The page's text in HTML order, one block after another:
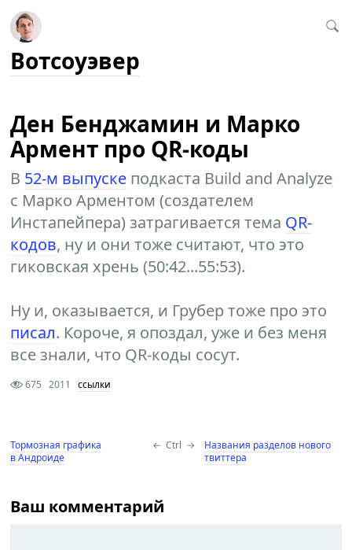
Вотсоуэвер
Ден Бенджамин и Марко
Армент про QR-коды
В 52-м выпуске подкаста Build and Analyze
с Марко Арментом (создателем
Инстапейпера) затрагивается тема QR-
кодов, ну и они тоже считают, что это
гиковская хрень (50:42...55:53).
Ну и, оказывается, и Грубер тоже про это
писал. Короче, я опоздал, уже и без меня
все знали, что QR-коды сосут.
675 2011 ссылки
Тормозная графика
в Андроиде
← Ctrl →
Названия разделов нового
твиттера
Ваш комментарий